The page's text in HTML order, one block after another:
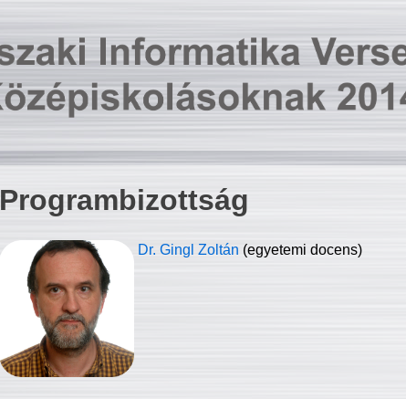
Programbizottság
Dr. Gingl Zoltán (egyetemi docens)